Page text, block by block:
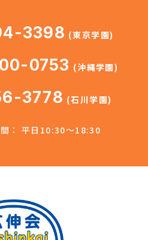
3398 (東京学園)
0753 (沖縄学園)
3778 (石川学園)
： 平日10:30～18:30